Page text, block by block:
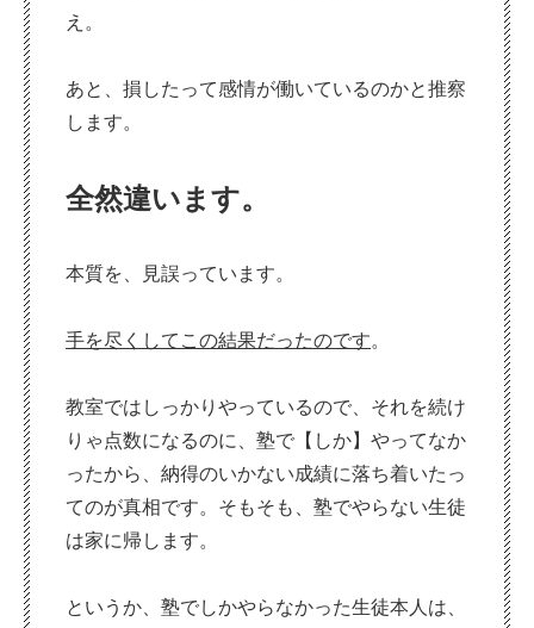
え。
あと、損したって感情が働いているのかと推察
します。
全然違います。
本質を、見誤っています。
手を尽くしてこの結果だったのです。
教室ではしっかりやっているので、それを続け
りゃ点数になるのに、塾で【しか】やってなか
ったから、納得のいかない成績に落ち着いたっ
てのが真相です。そもそも、塾でやらない生徒
は家に帰します。
というか、塾でしかやらなかった生徒本人は、